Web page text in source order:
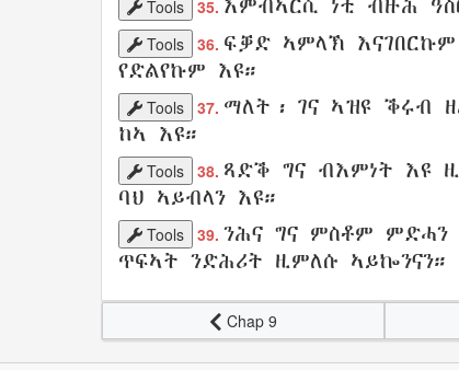
Tools 35. እምብኣርሲ ነቲ ብዙሕ
Tools 36. ፍቓድ ኣምላኽ እናገበርኩም
የድልየኩም እዩ።
Tools 37. ማለት፡ ገና ኣዝዩ ቕሩብ
ከኣ እዩ።
Tools 38. ጻድቕ ግና ብእምነት እዩ
ባህ ኣይብላን እዩ።
Tools 39. ንሕና ግና ምስቶም ምድሓን
ጥፍኣት ንድሕሪት ዚምለሱ ኣይኰንናን።
Chap 9